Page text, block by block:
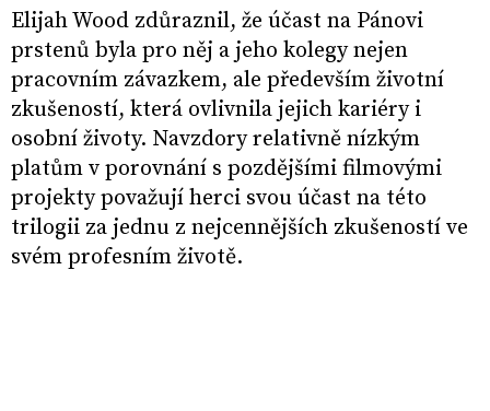
Elijah Wood zdůraznil, že účast na Pánovi
prstenů byla pro něj a jeho kolegy nejen
pracovním závazkem, ale především životní
zkušeností, která ovlivnila jejich kariéry i
osobní životy. Navzdory relativně nízkým
platům v porovnání s pozdějšími filmovými
projekty považují herci svou účast na této
trilogii za jednu z nejcennějších zkušeností ve
svém profesním životě.